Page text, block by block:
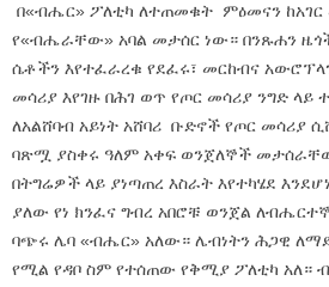
በ«ብሔር» ፖለቲካ ለተጠመቁት ምዕመናን ከአገር
የ«ብሔራቸው» አባል መታሰር ነው። በንጹሐን
ሴቶችን እየተፈራረቁ የደፈሩ፣ መርከብና
መሳሪያ እየገዙ በሕገ ወጥ የጦር መሳሪያ ንግድ
ለአልሸባብ አይነት አሸባሪ ቡድኖች የጦር መሳሪያ
ባጽሟ ያስቀሩ ዓለም አቀፍ ወንጀለኞች
በትግሬዎች ላይ ያነጣጠረ እስራት እየተካሄደ
ያለው የነ ክንፈና ግብረ አበሮቹ ወንጀል
ባጭሩ ሌባ «ብሔር» አለው። ሌብነትን ሕጋዊ
የሚል የዳቦ ስም የተሰጠው የቅሚያ ፖለቲካ አለ።